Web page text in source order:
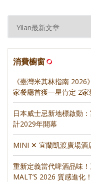
消費櫥窗
《臺灣米其林指南
家餐廳首獲一星肯定 2
日本威士忌新地標啟動
計2029年開幕
MINI ✕ 宜蘭凱渡廣場酒
重新定義當代啤酒品味
MALT’S 2026 質感進化！